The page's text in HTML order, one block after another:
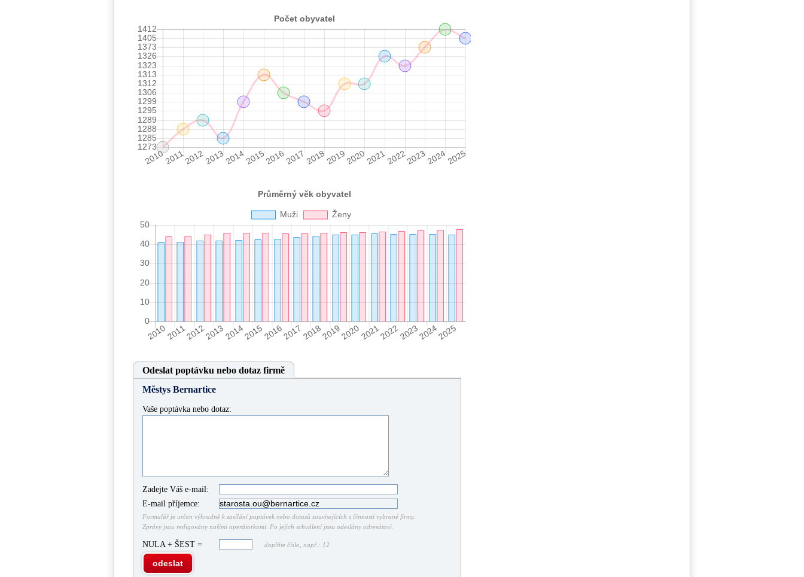
Odeslat poptávku nebo dotaz firmě
Městys Bernartice
Vaše poptávka nebo dotaz:
Zadejte Váš e-mail:
E-mail příjemce:
Formulář je určen výhradně k zasílání poptávek nebo dotazů souvisejících s činností vybrané firmy.
Zprávy jsou redigovány našimi operátorkami. Po jejich schválení jsou odeslány adresátovi.
NULA + ŠEST = doplňte číslo, např.: 12
odeslat